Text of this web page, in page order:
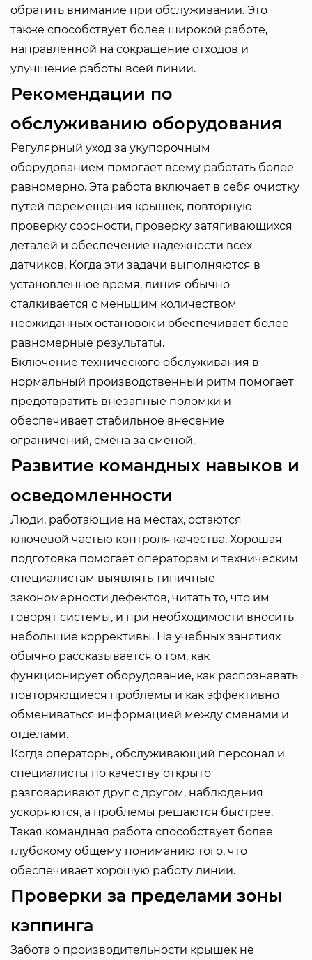
обратить внимание при обслуживании. Это
также способствует более широкой работе,
направленной на сокращение отходов и
улучшение работы всей линии.
Рекомендации по
обслуживанию оборудования
Регулярный уход за укупорочным
оборудованием помогает всему работать более
равномерно. Эта работа включает в себя очистку
путей перемещения крышек, повторную
проверку соосности, проверку затягивающихся
деталей и обеспечение надежности всех
датчиков. Когда эти задачи выполняются в
установленное время, линия обычно
сталкивается с меньшим количеством
неожиданных остановок и обеспечивает более
равномерные результаты.
Включение технического обслуживания в
нормальный производственный ритм помогает
предотвратить внезапные поломки и
обеспечивает стабильное внесение
ограничений, смена за сменой.
Развитие командных навыков и
осведомленности
Люди, работающие на местах, остаются
ключевой частью контроля качества. Хорошая
подготовка помогает операторам и техническим
специалистам выявлять типичные
закономерности дефектов, читать то, что им
говорят системы, и при необходимости вносить
небольшие коррективы. На учебных занятиях
обычно рассказывается о том, как
функционирует оборудование, как распознавать
повторяющиеся проблемы и как эффективно
обмениваться информацией между сменами и
отделами.
Когда операторы, обслуживающий персонал и
специалисты по качеству открыто
разговаривают друг с другом, наблюдения
ускоряются, а проблемы решаются быстрее.
Такая командная работа способствует более
глубокому общему пониманию того, что
обеспечивает хорошую работу линии.
Проверки за пределами зоны
кэппинга
Забота о производительности крышек не